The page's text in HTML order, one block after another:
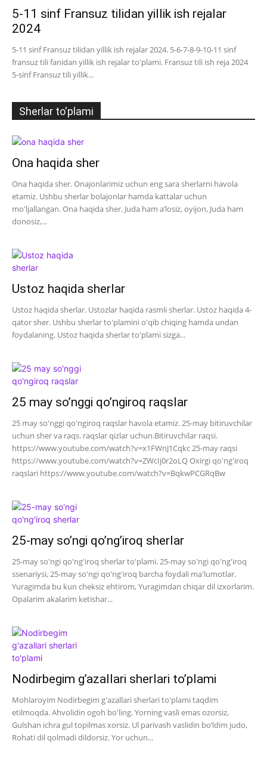
5-11 sinf Fransuz tilidan yillik ish rejalar
2024
5-11 sinf Fransuz tilidan yillik ish rejalar 2024. 5-6-7-8-9-10-11 sinf
fransuz tili fanidan yillik ish rejalar to'plami. Fransuz tili ish reja 2024
5-sinf Fransuz tili yillik...
Sherlar to'plami
Ona haqida sher
Ona haqida sher. Onajonlarimiz uchun eng sara sherlarni havola
etamiz. Ushbu sherlar bolajonlar hamda kattalar uchun
mo'ljallangan. Ona haqida sher. Juda ham a’losiz, oyijon, Juda ham
donosiz,...
Ustoz haqida sherlar
Ustoz haqida sherlar. Ustozlar haqida rasmli sherlar. Ustoz haqida 4-
qator sher. Ushbu sherlar to'plamini o'qib chiqing hamda undan
foydalaning. Ustoz haqida sherlar to'plami sizga...
25 may so’nggi qo’ngiroq raqslar
25 may so'nggi qo'ngiroq raqslar havola etamiz. 25-may bitiruvchilar
uchun sher va raqs. raqslar qizlar uchun.Bitiruvchilar raqsi.
https://www.youtube.com/watch?v=x1FWnJ1Cqkc 25-may raqsi
https://www.youtube.com/watch?v=ZWcIj0r2oLQ Oxirgi qo'ng'iroq
raqslari https://www.youtube.com/watch?v=BqkwPCGRqBw
25-may so’ngi qo’ng’iroq sherlar
25-may so'ngi qo'ng'iroq sherlar to'plami. 25-may so'ngi qo'ng'iroq
ssenariysi, 25-may so'ngi qo'ng'iroq barcha foydali ma'lumotlar.
Yuragimda bu kun cheksiz ehtirom, Yuragimdan chiqar dil izxorlarim.
Opalarim akalarim ketishar...
Nodirbegim g’azallari sherlari to’plami
Mohlaroyim Nodirbegim g'azallari sherlari to'plami taqdim
etilmoqda. Ahvolidin ogoh bo'ling. Yorning vasli emas ozorsiz,
Gulshan ichra gul topilmas xorsiz. Ul parivash vaslidin bo’ldim judo,
Rohati dil qolmadi dildorsiz. Yor uchun...